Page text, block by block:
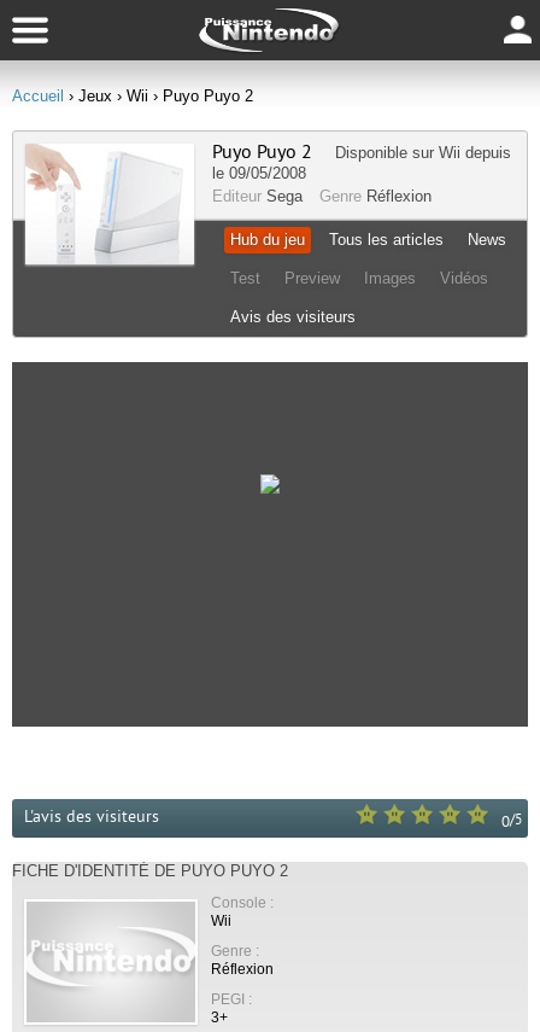
Accueil › Jeux › Wii › Puyo Puyo 2
Puyo Puyo 2 Disponible sur Wii depuis
le 09/05/2008
Editeur Sega Genre Réflexion
Hub du jeu Tous les articles News
Test Preview Images Vidéos
Avis des visiteurs
0/5
L'avis des visiteurs
FICHE D'IDENTITÉ DE PUYO PUYO 2
Console :
Wii
Genre :
Réflexion
PEGI :
3+